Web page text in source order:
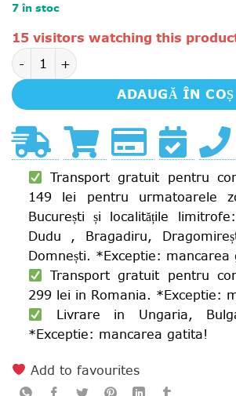
7 în stoc
15 visitors watching this
Cantitate Chicken Tonight Saté
ADAUGĂ ÎN COȘ
Alternative:
Transport gratuit pentru
149 lei pentru urmatoarele
București și localitățile
Dudu , Bragadiru,
Domnești. *Exceptie: mancarea
Transport gratuit pentru
299 lei in Romania. *Exceptie:
Livrare in Ungaria,
*Exceptie: mancarea gatita!
Add to favourites